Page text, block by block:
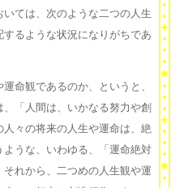
ては、次のような二つの人生
るような状況になりがちであ
命観であるのか、というと、
「人間は、いかなる努力や創
々の将来の人生や運命は、絶
うな、いわゆる、「運命絶対
れから、二つめの人生観や運